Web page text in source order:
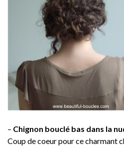
– Chignon bouclé bas dans la
Coup de coeur pour ce charmant